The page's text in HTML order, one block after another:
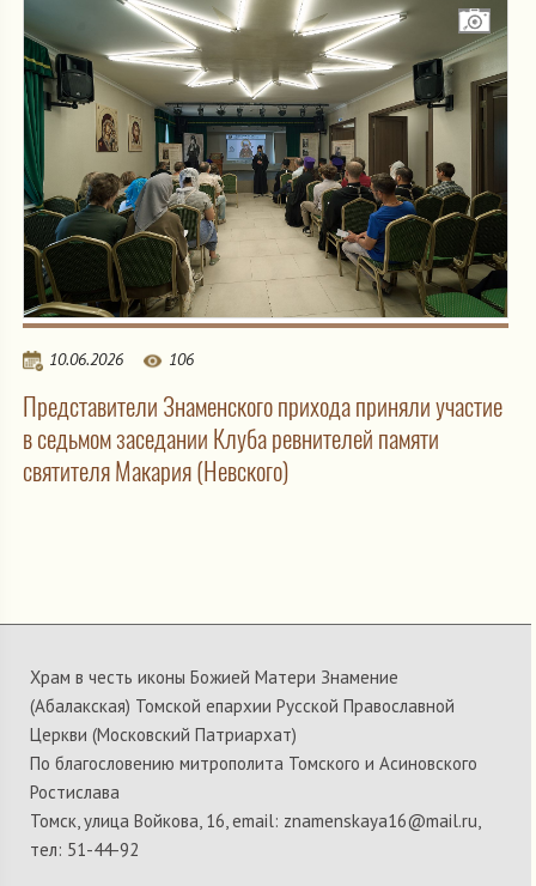
10.06.2026 106
Представители Знаменского прихода приняли участие
в седьмом заседании Клуба ревнителей памяти
святителя Макария (Невского)
Храм в честь иконы Божией Матери Знамение
(Абалакская) Томской епархии Русской Православной
Церкви (Московский Патриархат)
По благословению митрополита Томского и Асиновского
Ростислава
Томск, улица Войкова, 16, email: znamenskaya16@mail.ru,
тел: 51-44-92